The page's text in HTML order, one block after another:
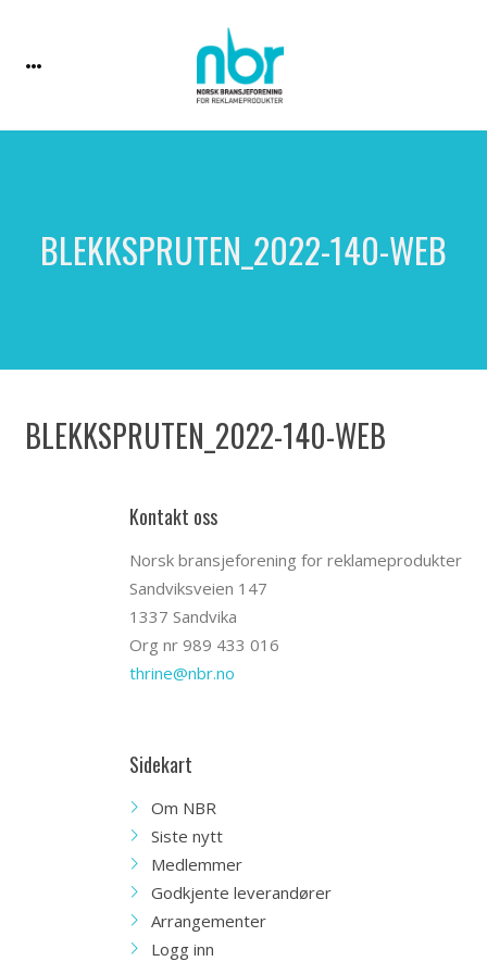
BLEKKSPRUTEN_2022-140-WEB
BLEKKSPRUTEN_2022-140-WEB
Kontakt oss
Norsk bransjeforening for reklameprodukter
Sandviksveien 147
1337 Sandvika
Org nr 989 433 016
thrine@nbr.no
Sidekart
Om NBR
Siste nytt
Medlemmer
Godkjente leverandører
Arrangementer
Logg inn